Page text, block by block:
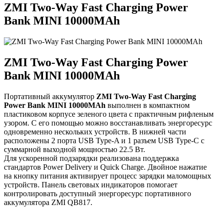
ZMI Two-Way Fast Charging Power
Bank MINI 10000MAh
ZMI Two-Way Fast Charging Power
Bank MINI 10000MAh
Портативный аккумулятор ZMI Two-Way Fast Charging
Power Bank MINI 10000MAh выполнен в компактном
пластиковом корпусе зеленого цвета с практичным рифленым
узором. С его помощью можно восстанавливать энергоресурс
одновременно нескольких устройств. В нижней части
расположены 2 порта USB Type-A и 1 разъем USB Type-C с
суммарной выходной мощностью 22.5 Вт.
Для ускоренной подзарядки реализована поддержка
стандартов Power Delivery и Quick Charge. Двойное нажатие
на кнопку питания активирует процесс зарядки маломощных
устройств. Панель световых индикаторов помогает
контролировать доступный энергоресурс портативного
аккумулятора ZMI QB817.